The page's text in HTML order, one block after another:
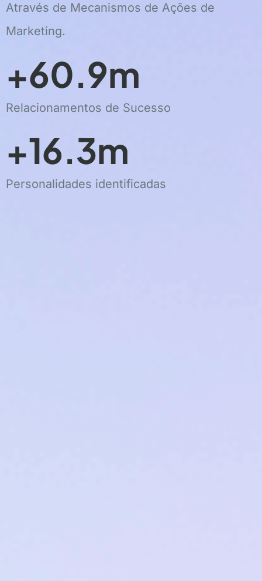
Através de Mecanismos de Ações de
Marketing.
+60.9m
Relacionamentos de Sucesso
+16.3m
Personalidades identificadas